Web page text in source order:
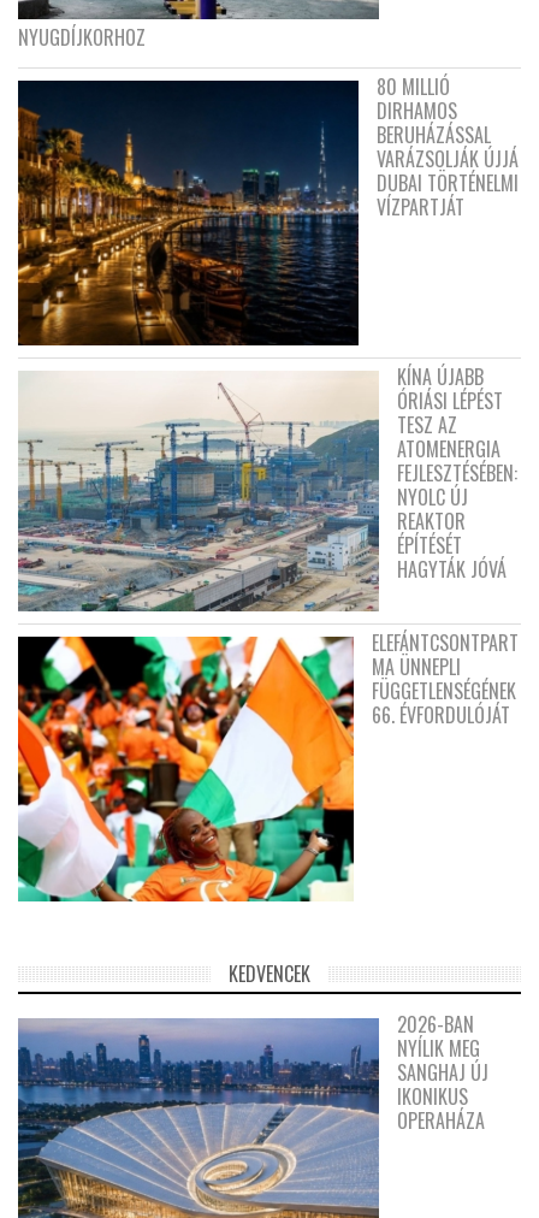
NYUGDÍJKORHOZ
80 MILLIÓ
DIRHAMOS
BERUHÁZÁSSAL
VARÁZSOLJÁK ÚJJÁ
DUBAI TÖRTÉNELMI
VÍZPARTJÁT
KÍNA ÚJABB
ÓRIÁSI LÉPÉST
TESZ AZ
ATOMENERGIA
FEJLESZTÉSÉBEN:
NYOLC ÚJ
REAKTOR
ÉPÍTÉSÉT
HAGYTÁK JÓVÁ
ELEFÁNTCSONTPART
MA ÜNNEPLI
FÜGGETLENSÉGÉNEK
66. ÉVFORDULÓJÁT
KEDVENCEK
2026-BAN
NYÍLIK MEG
SANGHAJ ÚJ
IKONIKUS
OPERAHÁZA